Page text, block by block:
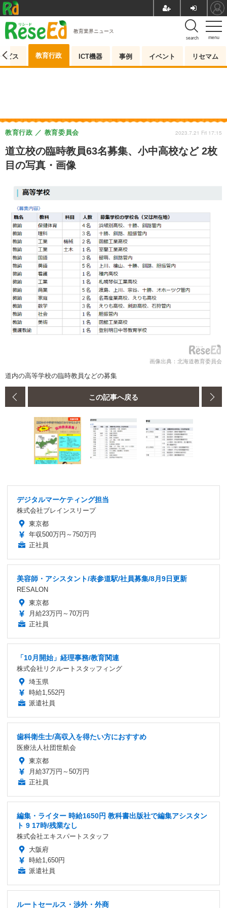
menu
search
教育業界ニュース
ビス 教育行政 ICT機器 事例 イベント リセマム
道立校の臨時教員63名募集、小中高校など 2枚
目の写真・画像
教育行政 教育委員会 2023.7.21 Fri 17:15
画像出典：北海道教育委員会
道内の高等学校の臨時教員などの募集
この記事へ戻る
デジタルマーケティング担当
株式会社ブレインスリープ
東京都
年収500万円～750万円
正社員
美容師・アシスタント/表参道駅/社員募集/8月9日更新
RESALON
東京都
月給23万円～70万円
正社員
「10月開始」経理事務/教育関連
株式会社リクルートスタッフィング
埼玉県
時給1,552円
派遣社員
歯科衛生士/高収入を得たい方におすすめ
医療法人社団世航会
東京都
月給37万円～50万円
正社員
編集・ライター 時給1650円 教科書出版社で編集アシスタン
ト 9 17時/残業なし
株式会社エキスパートスタッフ
大阪府
時給1,650円
派遣社員
ルートセールス・渉外・外商